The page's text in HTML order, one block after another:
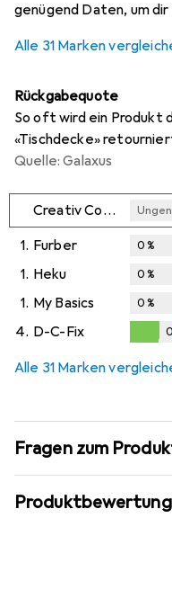
genügend Daten, um
Alle 31 Marken
Rückgabequote
So oft wird ein Produkt
«Tischdecke»
Quelle: Galaxus
Creativ Company
1. Furber 0%
1. Heku 0%
1. My Basics 0%
4. D-C-Fix
Alle 31 Marken
Fragen zum